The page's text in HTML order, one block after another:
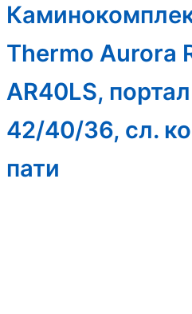
Thermo Aurora
AR40LS,
42/40/36, сл.
пати